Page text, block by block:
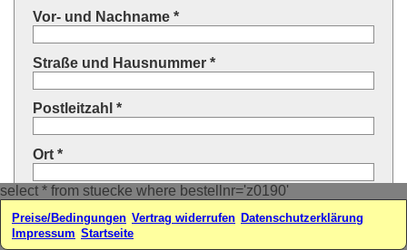
select * from stuecke where bestellnr='z0190'
Vor- und Nachname *
Straße und Hausnummer *
Postleitzahl *
Ort *
Land * (auswählen oder eintragen)
Ihre E-Mail-Adresse*
Preise/Bedingungen Vertrag widerrufen Datenschutzerklärung
Impressum Startseite